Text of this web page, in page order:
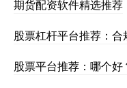
期货配资软件精选推荐
股票杠杆平台推荐：
股票平台推荐：哪个